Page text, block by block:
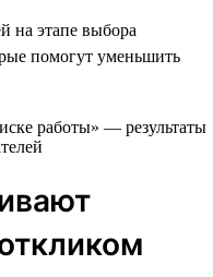
на этапе выбора
помогут уменьшить